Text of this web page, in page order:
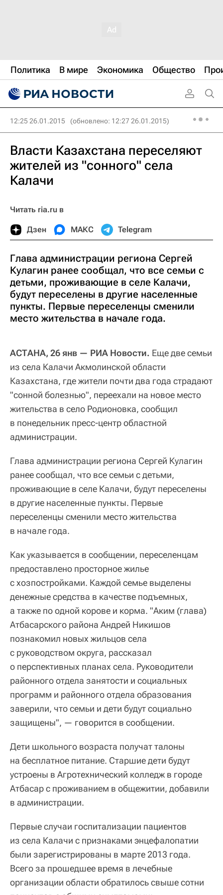
Политика В мире Экономика Общество
12:25 26.01.2015 (обновлено: 12:27 26.01.2015)
Власти Казахстана переселяют
жителей из "сонного" села
Калачи
Читать ria.ru в
Дзен МАКС Telegram
Глава администрации региона Сергей
Кулагин ранее сообщал, что все семьи с
детьми, проживающие в селе Калачи,
будут переселены в другие населенные
пункты. Первые переселенцы сменили
место жительства в начале года.
АСТАНА, 26 янв — РИА Новости. Еще две семьи
из села Калачи Акмолинской области
Казахстана, где жители почти два года страдают
"сонной болезнью", переехали на новое место
жительства в село Родионовка, сообщил
в понедельник пресс-центр областной
администрации.
Глава администрации региона Сергей Кулагин
ранее сообщал, что все семьи с детьми,
проживающие в селе Калачи, будут переселены
в другие населенные пункты. Первые
переселенцы сменили место жительства
в начале года.
Как указывается в сообщении, переселенцам
предоставлено просторное жилье
с хозпостройками. Каждой семье выделены
денежные средства в качестве подъемных,
а также по одной корове и корма. "Аким (глава)
Атбасарского района Андрей Никишов
познакомил новых жильцов села
с руководством округа, рассказал
о перспективных планах села. Руководители
районного отдела занятости и социальных
программ и районного отдела образования
заверили, что семьи и дети будут социально
защищены", — говорится в сообщении.
Дети школьного возраста получат талоны
на бесплатное питание. Старшие дети будут
устроены в Агротехнический колледж в городе
Атбасар с проживанием в общежитии, добавили
в администрации.
Первые случаи госпитализации пациентов
из села Калачи с признаками энцефалопатии
были зарегистрированы в марте 2013 года.
Всего за прошедшее время в лечебные
организации области обратилось свыше сотни